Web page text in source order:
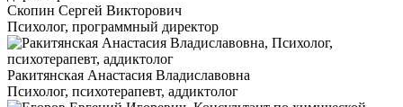
Скопин Сергей Викторович
Психолог, программный директор
Ракитянская Анастасия Владиславовна
Психолог, психотерапевт, аддиктолог